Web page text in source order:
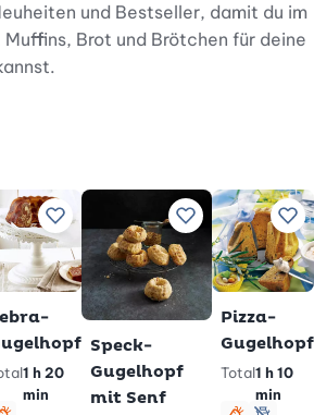
und Bestseller, damit du im
Muffins, Brot und Brötchen für deine
hinzufügen
Zu Lieblingsrezepten hinzufügen
1 h 20
min
Zu
Speck-
Gugelhopf
mit Senf
Zu
Pizza-
Gugelhopf
Total1 h 10
min